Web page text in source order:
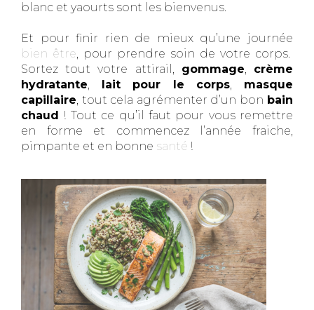
blanc et yaourts sont les bienvenus.
Et pour finir rien de mieux qu’une journée
bien être, pour prendre soin de votre corps.
Sortez tout votre attirail, gommage, crème
hydratante, lait pour le corps, masque
capillaire, tout cela agrémenter d’un bon bain
chaud ! Tout ce qu’il faut pour vous remettre
en forme et commencez l’année fraiche,
pimpante et en bonne santé !